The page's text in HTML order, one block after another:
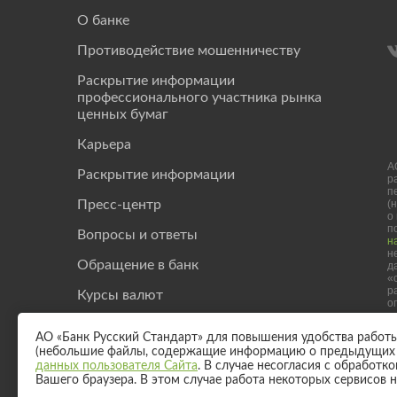
О банке
Противодействие мошенничеству
Раскрытие информации
профессионального участника рынка
ценных бумаг
Карьера
Раскрытие информации
Пресс-центр
Вопросы и ответы
Обращение в банк
Курсы валют
Полезные статьи
о
АО «Банк Русский Стандарт» для повышения удобства
(небольшие файлы, содержащие информацию о предыдущих
данных пользователя Сайта. В случае несогласия с
Вашего браузера. В этом случае работа некоторых сервисов